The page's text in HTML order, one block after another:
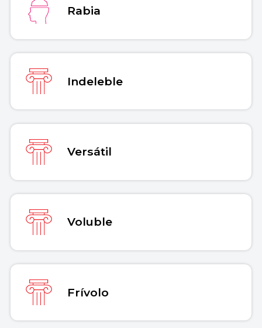
Rabia
Indeleble
Versátil
Voluble
Frívolo